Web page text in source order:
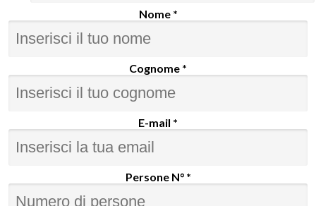
Nome *
Cognome *
E-mail *
Persone N° *